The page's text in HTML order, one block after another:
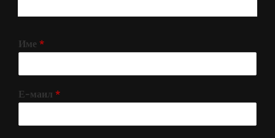
Име *
Е-маил *